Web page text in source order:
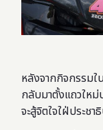
หลังจากกิจกรรมใ
กลับมาตั้งแถวให
จะสู้จิตใจใฝ่ประช